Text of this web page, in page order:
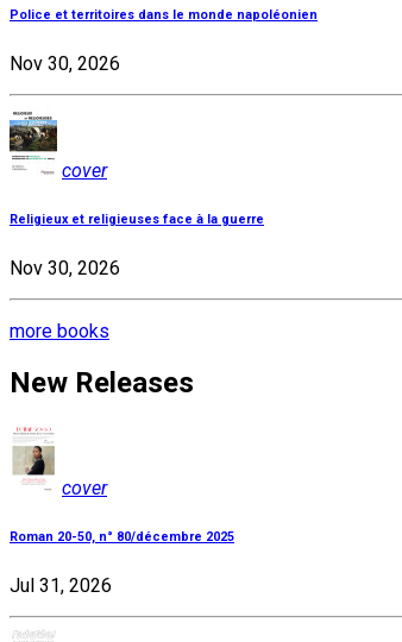
Police et territoires dans le monde napoléonien
Nov 30, 2026
cover
Religieux et religieuses face à la guerre
Nov 30, 2026
more books
New Releases
cover
Roman 20-50, n° 80/décembre 2025
Jul 31, 2026